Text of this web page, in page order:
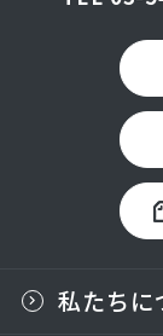
私たちに